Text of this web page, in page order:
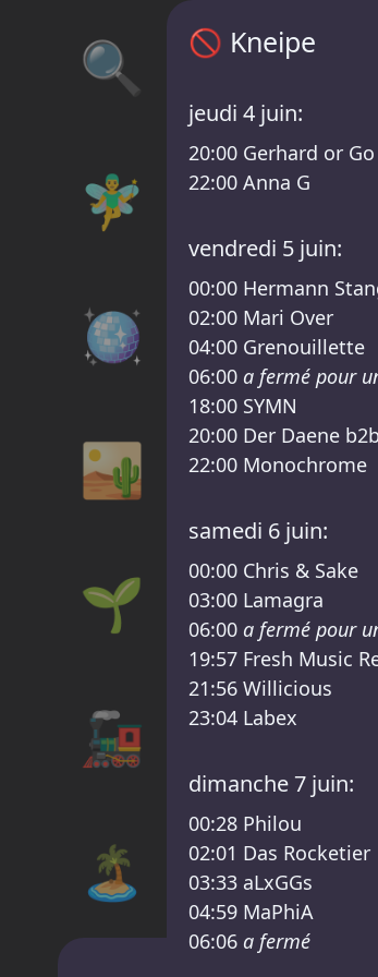
🔍
🧚‍♂️
🪩
🏜️
🌱
🚂
🏝️
Programme Kneipe –
🚫 Kneipe
jeudi 4 juin:
20:00 Gerhard or
22:00 Anna G
vendredi 5 juin:
00:00 Hermann
02:00 Mari Over
04:00 Grenouillette
06:00 a fermé pour
18:00 SYMN
20:00 Der Daene
22:00 Monochrome
samedi 6 juin:
00:00 Chris & Sake
03:00 Lamagra
06:00 a fermé pour
19:57 Fresh Music
21:56 Willicious
23:04 Labex
dimanche 7 juin:
00:28 Philou
02:01 Das Rocketier
03:33 aLxGGs
04:59 MaPhiA
06:06 a fermé